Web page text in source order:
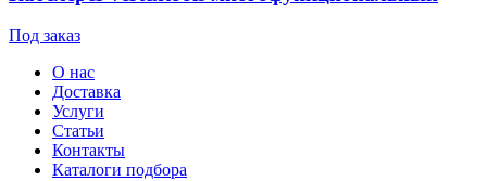
Под заказ
О нас
Доставка
Услуги
Статьи
Контакты
Каталоги подбора